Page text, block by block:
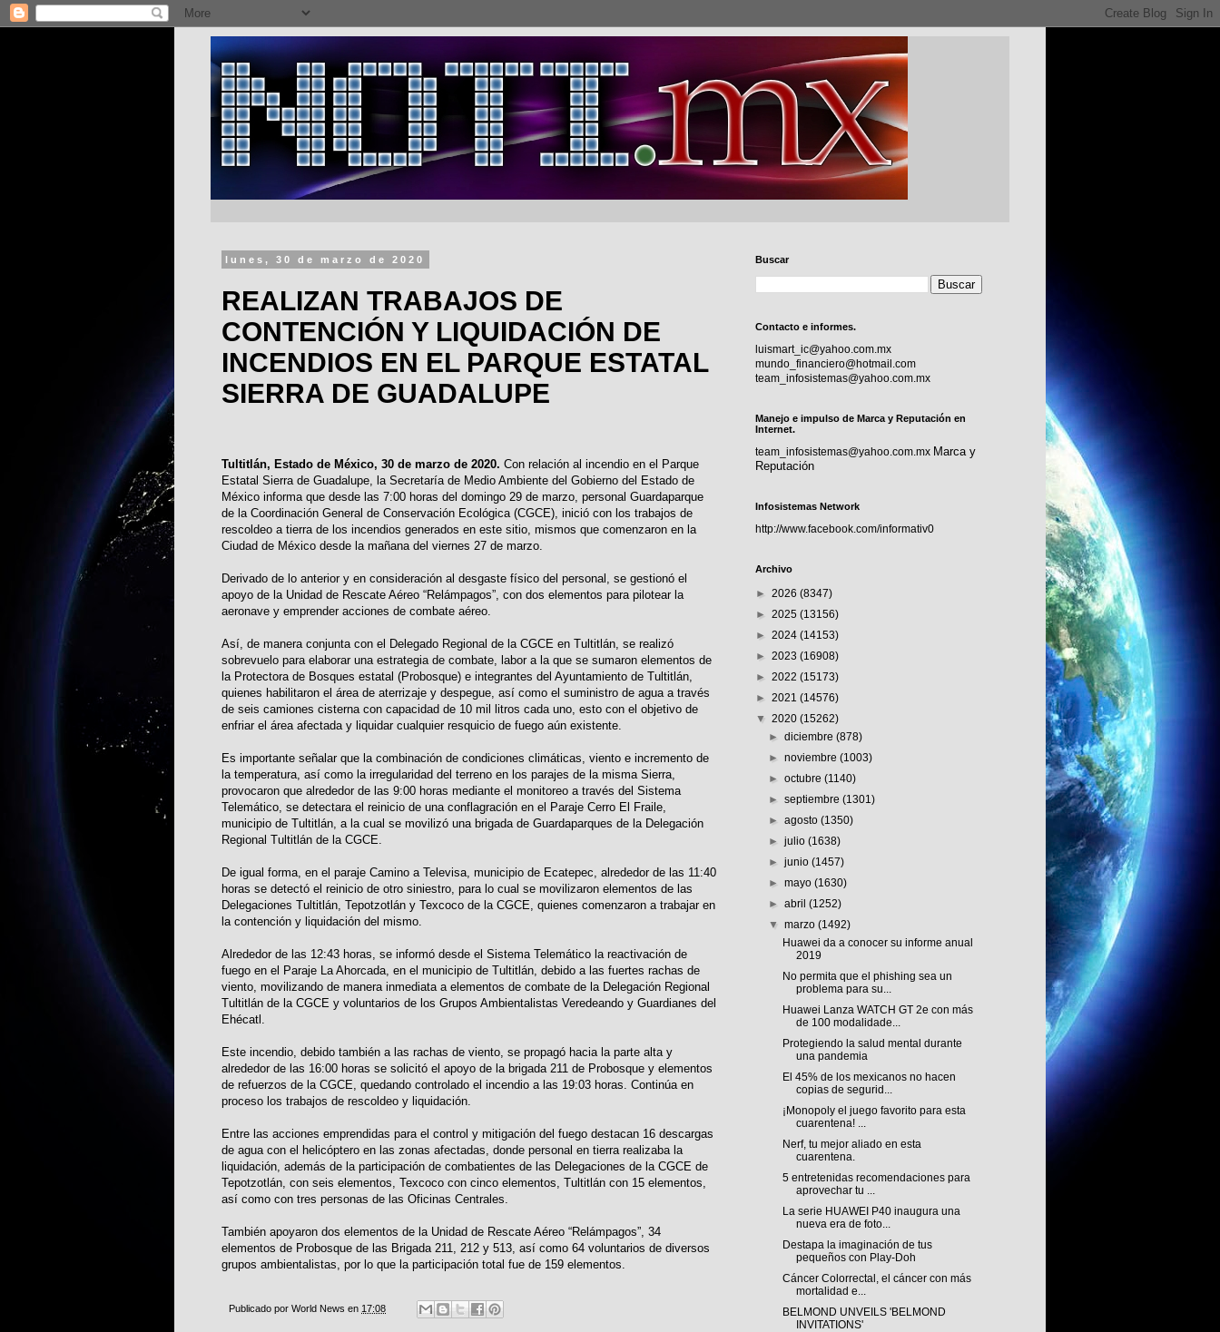
lunes, 30 de marzo de 2020
REALIZAN TRABAJOS DE
CONTENCIÓN Y LIQUIDACIÓN DE
INCENDIOS EN EL PARQUE ESTATAL
SIERRA DE GUADALUPE
Tultitlán, Estado de México, 30 de marzo de 2020. Con relación al incendio en el Parque
Estatal Sierra de Guadalupe, la Secretaría de Medio Ambiente del Gobierno del Estado de
México informa que desde las 7:00 horas del domingo 29 de marzo, personal Guardaparque
de la Coordinación General de Conservación Ecológica (CGCE), inició con los trabajos de
rescoldeo a tierra de los incendios generados en este sitio, mismos que comenzaron en la
Ciudad de México desde la mañana del viernes 27 de marzo.
Derivado de lo anterior y en consideración al desgaste físico del personal, se gestionó el
apoyo de la Unidad de Rescate Aéreo “Relámpagos”, con dos elementos para pilotear la
aeronave y emprender acciones de combate aéreo.
Así, de manera conjunta con el Delegado Regional de la CGCE en Tultitlán, se realizó
sobrevuelo para elaborar una estrategia de combate, labor a la que se sumaron elementos de
la Protectora de Bosques estatal (Probosque) e integrantes del Ayuntamiento de Tultitlán,
quienes habilitaron el área de aterrizaje y despegue, así como el suministro de agua a través
de seis camiones cisterna con capacidad de 10 mil litros cada uno, esto con el objetivo de
enfriar el área afectada y liquidar cualquier resquicio de fuego aún existente.
Es importante señalar que la combinación de condiciones climáticas, viento e incremento de
la temperatura, así como la irregularidad del terreno en los parajes de la misma Sierra,
provocaron que alrededor de las 9:00 horas mediante el monitoreo a través del Sistema
Telemático, se detectara el reinicio de una conflagración en el Paraje Cerro El Fraile,
municipio de Tultitlán, a la cual se movilizó una brigada de Guardaparques de la Delegación
Regional Tultitlán de la CGCE.
De igual forma, en el paraje Camino a Televisa, municipio de Ecatepec, alrededor de las 11:40
horas se detectó el reinicio de otro siniestro, para lo cual se movilizaron elementos de las
Delegaciones Tultitlán, Tepotzotlán y Texcoco de la CGCE, quienes comenzaron a trabajar en
la contención y liquidación del mismo.
Alrededor de las 12:43 horas, se informó desde el Sistema Telemático la reactivación de
fuego en el Paraje La Ahorcada, en el municipio de Tultitlán, debido a las fuertes rachas de
viento, movilizando de manera inmediata a elementos de combate de la Delegación Regional
Tultitlán de la CGCE y voluntarios de los Grupos Ambientalistas Veredeando y Guardianes del
Ehécatl.
Este incendio, debido también a las rachas de viento, se propagó hacia la parte alta y
alrededor de las 16:00 horas se solicitó el apoyo de la brigada 211 de Probosque y elementos
de refuerzos de la CGCE, quedando controlado el incendio a las 19:03 horas. Continúa en
proceso los trabajos de rescoldeo y liquidación.
Entre las acciones emprendidas para el control y mitigación del fuego destacan 16 descargas
de agua con el helicóptero en las zonas afectadas, donde personal en tierra realizaba la
liquidación, además de la participación de combatientes de las Delegaciones de la CGCE de
Tepotzotlán, con seis elementos, Texcoco con cinco elementos, Tultitlán con 15 elementos,
así como con tres personas de las Oficinas Centrales.
También apoyaron dos elementos de la Unidad de Rescate Aéreo “Relámpagos”, 34
elementos de Probosque de las Brigada 211, 212 y 513, así como 64 voluntarios de diversos
grupos ambientalistas, por lo que la participación total fue de 159 elementos.
Publicado por World News en 17:08
Buscar
Contacto e informes.
luismart_ic@yahoo.com.mx
mundo_financiero@hotmail.com
team_infosistemas@yahoo.com.mx
Manejo e impulso de Marca y Reputación en
Internet.
team_infosistemas@yahoo.com.mx Marca y
Reputación
Infosistemas Network
http://www.facebook.com/informativ0
Archivo
► 2026 (8347)
► 2025 (13156)
► 2024 (14153)
► 2023 (16908)
► 2022 (15173)
► 2021 (14576)
▼ 2020 (15262)
►diciembre(878)
►noviembre(1003)
►octubre(1140)
►septiembre(1301)
►agosto(1350)
►julio(1638)
►junio(1457)
►mayo(1630)
►abril(1252)
▼marzo(1492)
Huawei da a conocer su informe anual
2019
No permita que el phishing sea un
problema para su...
Huawei Lanza WATCH GT 2e con más
de 100 modalidade...
Protegiendo la salud mental durante
una pandemia
El 45% de los mexicanos no hacen
copias de segurid...
¡Monopoly el juego favorito para esta
cuarentena! ...
Nerf, tu mejor aliado en esta
cuarentena.
5 entretenidas recomendaciones para
aprovechar tu ...
La serie HUAWEI P40 inaugura una
nueva era de foto...
Destapa la imaginación de tus
pequeños con Play-Doh
Cáncer Colorrectal, el cáncer con más
mortalidad e...
BELMOND UNVEILS 'BELMOND
INVITATIONS'